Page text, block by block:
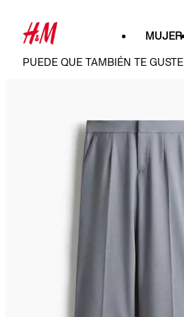
MUJER
PUEDE QUE TAMBIÉN TE GUSTE